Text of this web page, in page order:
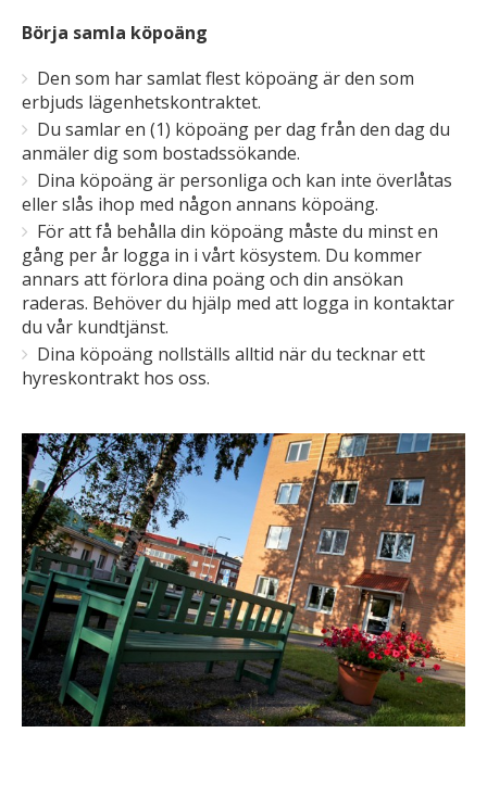
Börja samla köpoäng
Den som har samlat flest köpoäng är den som
erbjuds lägenhetskontraktet.
Du samlar en (1) köpoäng per dag från den dag du
anmäler dig som bostadssökande.
Dina köpoäng är personliga och kan inte överlåtas
eller slås ihop med någon annans köpoäng.
För att få behålla din köpoäng måste du minst en
gång per år logga in i vårt kösystem. Du kommer
annars att förlora dina poäng och din ansökan
raderas. Behöver du hjälp med att logga in kontaktar
du vår kundtjänst.
Dina köpoäng nollställs alltid när du tecknar ett
hyreskontrakt hos oss.